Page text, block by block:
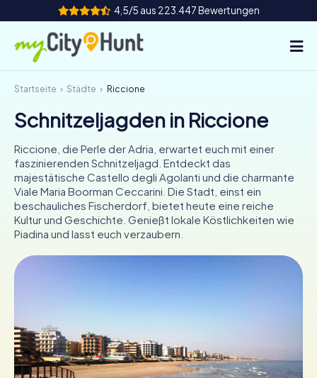
4,5/5 aus 223.447 Bewertungen
So funktioniert's
Städte
Touren
Teamevent
Tickets
INT AT CH
DE
Tickets buchen
Startseite Städte Riccione
Schnitzeljagden in Riccione
Riccione, die Perle der Adria, erwartet euch mit einer
faszinierenden Schnitzeljagd. Entdeckt das
majestätische Castello degli Agolanti und die charmante
Viale Maria Boorman Ceccarini. Die Stadt, einst ein
beschauliches Fischerdorf, bietet heute eine reiche
Kultur und Geschichte. Genießt lokale Köstlichkeiten wie
Piadina und lasst euch verzaubern.